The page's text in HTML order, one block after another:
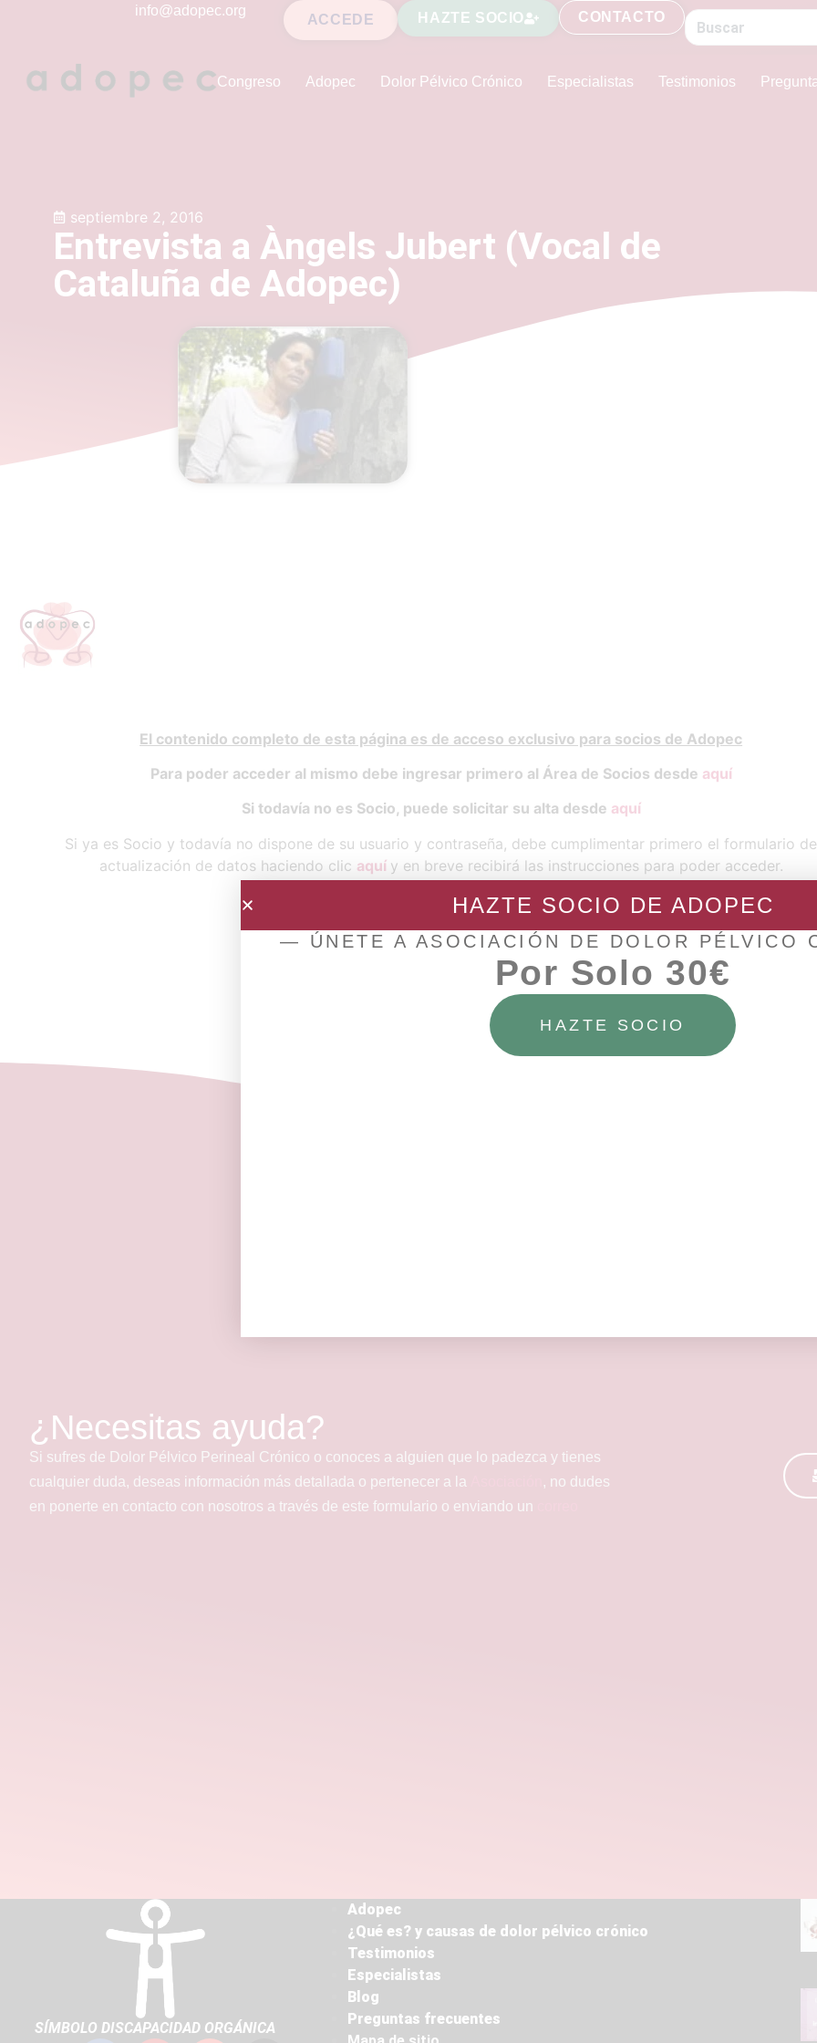
info@adopec.org
ACCEDE HAZTE SOCIO CONTACTO
Congreso Adopec Dolor Pélvico Crónico Especialistas Testimonios
Entrevista a Àngels Jubert (Vocal de
Cataluña de Adopec)
septiembre 2, 2016
El contenido completo de esta página es de acceso exclusivo para socios de Adopec
Para poder acceder al mismo debe ingresar primero al Área de Socios desde aquí
Si todavía no es Socio, puede solicitar su alta desde aquí
Si ya es Socio y todavía no dispone de su usuario y contraseña, debe cumplimentar primero el formulario de
actualización de datos haciendo clic aquí y en breve recibirá las instrucciones para poder acceder.
Entrevista a Maribel (vocal del País Vasco de
¿Necesitas ayuda?
Si sufres de Dolor Pélvico Perineal Crónico o conoces a alguien que lo padezca y tienes
cualquier duda, deseas información más detallada o pertenecer a la
, no dudes
en ponerte en contacto con nosotros a través de este formulario o enviando un
SÍMBOLO DISCAPACIDAD ORGÁNICA
Adopec
¿Qué es? y causas de dolor pélvico crónico
Testimonios
Especialistas
Blog
Preguntas frecuentes
HAZTE SOCIO DE ADOPEC
— ÚNETE A ASOCIACIÓN DE DOLOR PÉLVICO
Por Solo 30€
HAZTE SOCIO